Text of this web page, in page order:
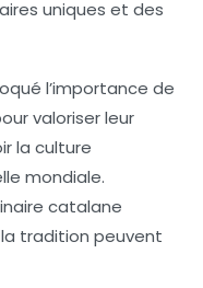
uniques et des
l’importance de
valoriser leur
la culture
mondiale.
catalane
tradition peuvent